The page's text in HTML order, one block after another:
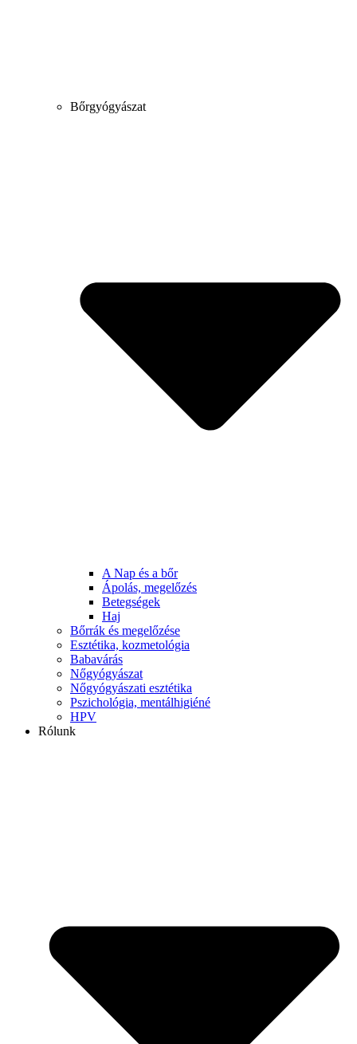
Bőrgyógyászat
A Nap és a bőr
Ápolás, megelőzés
Betegségek
Haj
Bőrrák és megelőzése
Esztétika, kozmetológia
Babavárás
Nőgyógyászat
Nőgyógyászati esztétika
Pszichológia, mentálhigiéné
HPV
Rólunk